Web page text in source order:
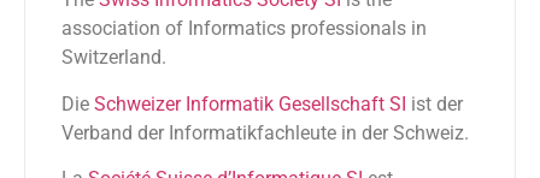
association of Informatics professionals in
Switzerland.
Die Schweizer Informatik Gesellschaft SI ist der
Verband der Informatikfachleute in der Schweiz.